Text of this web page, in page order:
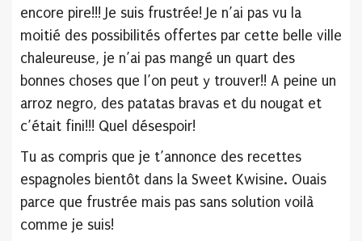
encore pire!!! Je suis frustrée! Je n’ai pas vu la
moitié des possibilités offertes par cette belle ville
chaleureuse, je n’ai pas mangé un quart des
bonnes choses que l’on peut y trouver!! A peine un
arroz negro, des patatas bravas et du nougat et
c’était fini!!! Quel désespoir!
Tu as compris que je t’annonce des recettes
espagnoles bientôt dans la Sweet Kwisine. Ouais
parce que frustrée mais pas sans solution voilà
comme je suis!